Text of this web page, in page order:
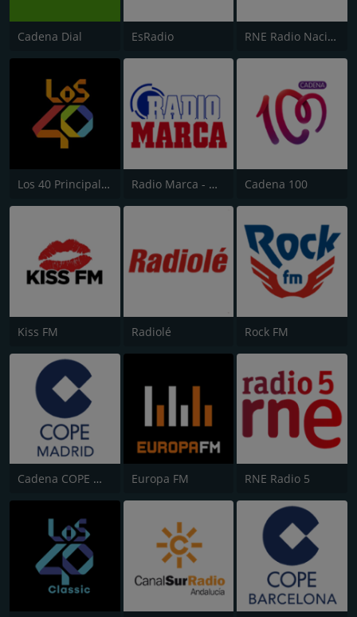
Cadena Dial EsRadio RNE Radio Nacional (Radio 1)
Los 40 Principales Radio Marca - Nacional Cadena 100
Kiss FM Radiolé Rock FM
Cadena COPE Madrid Europa FM RNE Radio 5